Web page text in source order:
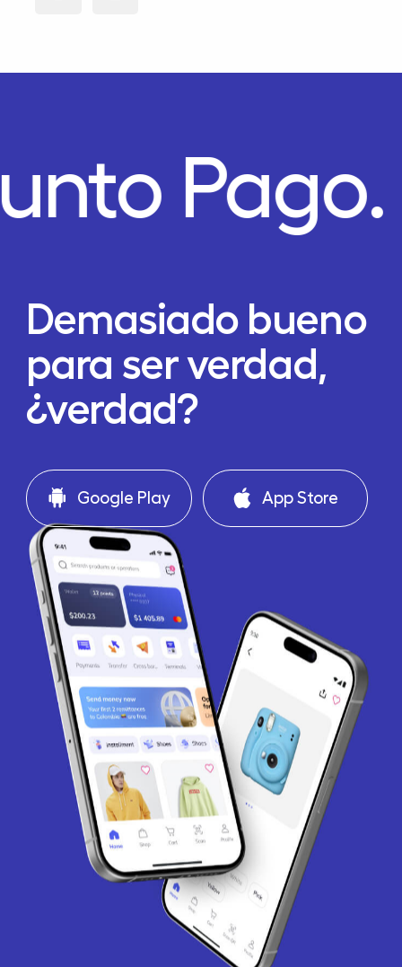
Pago.
Demasiado bueno
para ser verdad,
¿verdad?
Google Play App Store